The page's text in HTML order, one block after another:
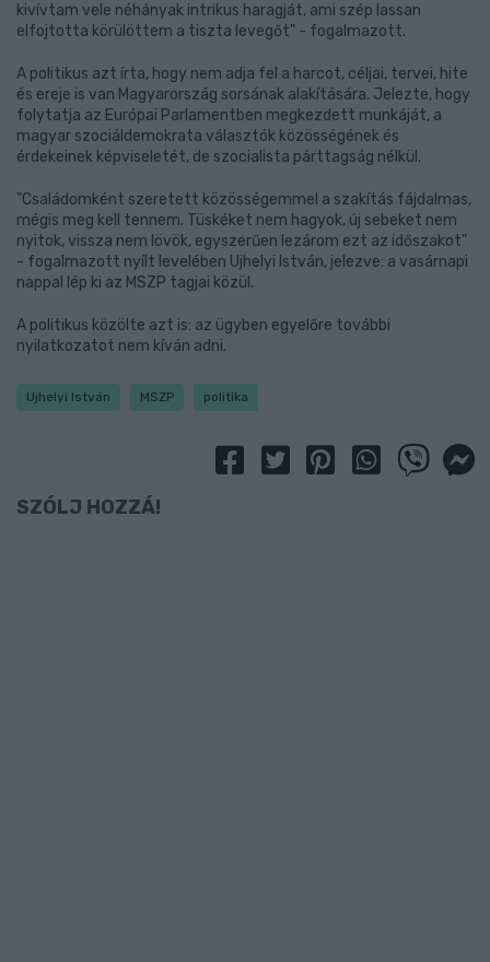
kivívtam vele néhányak intrikus haragját, ami szép lassan
elfojtotta körülöttem a tiszta levegőt" - fogalmazott.
A politikus azt írta, hogy nem adja fel a harcot, céljai, tervei, hite
és ereje is van Magyarország sorsának alakítására. Jelezte, hogy
folytatja az Európai Parlamentben megkezdett munkáját, a
magyar szociáldemokrata választók közösségének és
érdekeinek képviseletét, de szocialista párttagság nélkül.
"Családomként szeretett közösségemmel a szakítás fájdalmas,
mégis meg kell tennem. Tüskéket nem hagyok, új sebeket nem
nyitok, vissza nem lövök, egyszerűen lezárom ezt az időszakot"
- fogalmazott nyílt levelében Ujhelyi István, jelezve: a vasárnapi
nappal lép ki az MSZP tagjai közül.
A politikus közölte azt is: az ügyben egyelőre további
nyilatkozatot nem kíván adni.
Ujhelyi István MSZP politika
SZÓLJ HOZZÁ!